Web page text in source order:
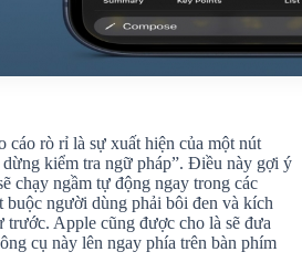
cáo rò rỉ là sự xuất hiện của một nút
kiểm tra ngữ pháp”. Điều này gợi ý
chạy ngầm tự động ngay trong các
buộc người dùng phải bôi đen và kích
trước. Apple cũng được cho là sẽ đưa
cụ này lên ngay phía trên bàn phím